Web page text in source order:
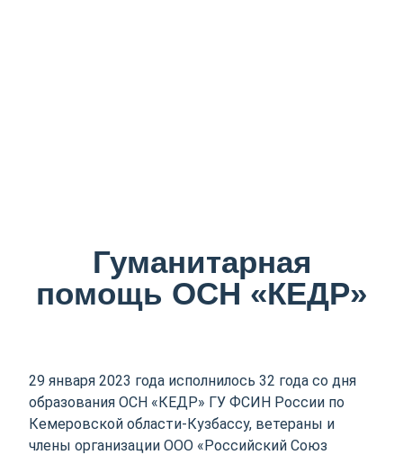
Гуманитарная
помощь ОСН «КЕДР»
29 января 2023 года исполнилось 32 года со дня
образования ОСН «КЕДР» ГУ ФСИН России по
Кемеровской области-Кузбассу, ветераны и
члены организации ООО «Российский Союз